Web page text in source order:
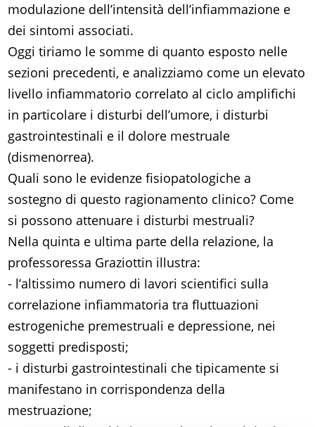
modulazione dell’intensità dell’infiammazione e
dei sintomi associati.
Oggi tiriamo le somme di quanto esposto nelle
sezioni precedenti, e analizziamo come un elevato
livello infiammatorio correlato al ciclo amplifichi
in particolare i disturbi dell’umore, i disturbi
gastrointestinali e il dolore mestruale
(dismenorrea).
Quali sono le evidenze fisiopatologiche a
sostegno di questo ragionamento clinico? Come
si possono attenuare i disturbi mestruali?
Nella quinta e ultima parte della relazione, la
professoressa Graziottin illustra:
- l’altissimo numero di lavori scientifici sulla
correlazione infiammatoria tra fluttuazioni
estrogeniche premestruali e depressione, nei
soggetti predisposti;
- i disturbi gastrointestinali che tipicamente si
manifestano in corrispondenza della
mestruazione;